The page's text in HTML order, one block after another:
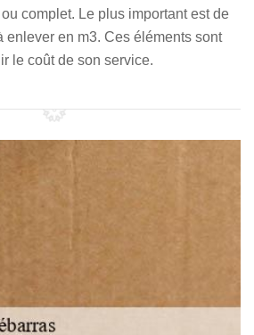
complet. Le plus important est de
enlever en m3. Ces éléments sont
le coût de son service.